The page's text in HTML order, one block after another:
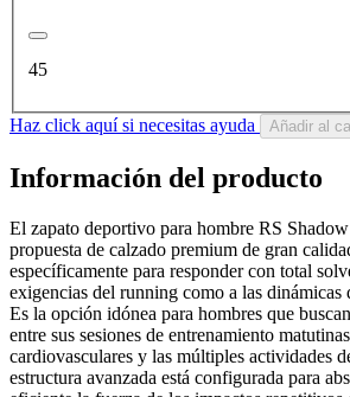
45
Haz click aquí si necesitas ayuda Añadir al
Información del producto
El zapato deportivo para hombre RS
propuesta de calzado premium de gran
específicamente para responder con total
exigencias del running como a las dinámicas
Es la opción idónea para hombres que
entre sus sesiones de entrenamiento
cardiovasculares y las múltiples actividades
estructura avanzada está configurada para